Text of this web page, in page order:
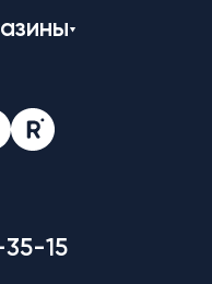
35-15